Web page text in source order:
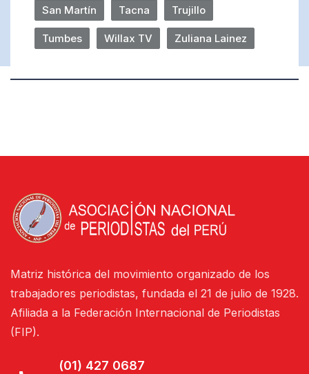
San Martín Tacna Trujillo
Tumbes Willax TV Zuliana Lainez
Matriz histórica del movimiento organizado de los
trabajadores periodistas, fundada el 21 de julio de 1928.
Afiliada a la Federación Internacional de Periodistas
(FIP).
(01) 427 0687